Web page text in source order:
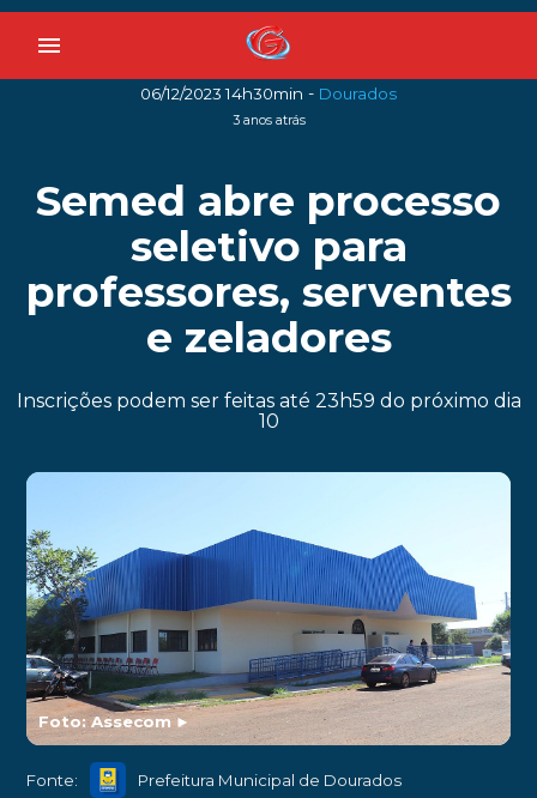
menu
06/12/2023 14h30min - Dourados
3 anos atrás
Semed abre processo
seletivo para
professores, serventes
e zeladores
Inscrições podem ser feitas até 23h59 do próximo dia
10
Foto: Assecom ►
Fonte: Prefeitura Municipal de Dourados